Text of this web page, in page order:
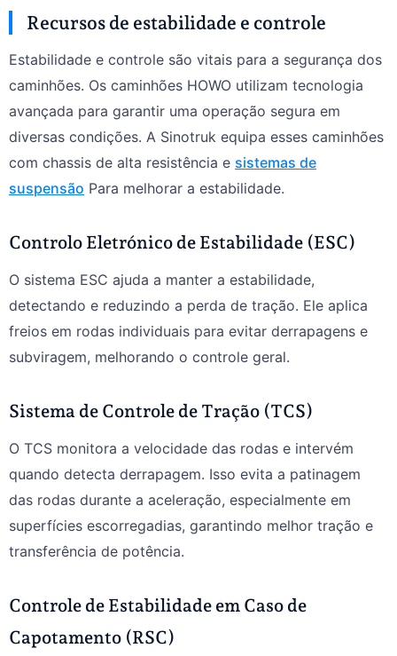
Recursos de estabilidade e controle
Estabilidade e controle são vitais para a segurança dos
caminhões. Os caminhões HOWO utilizam tecnologia
avançada para garantir uma operação segura em
diversas condições. A Sinotruk equipa esses caminhões
com chassis de alta resistência e sistemas de
suspensão Para melhorar a estabilidade.
Controlo Eletrónico de Estabilidade (ESC)
O sistema ESC ajuda a manter a estabilidade,
detectando e reduzindo a perda de tração. Ele aplica
freios em rodas individuais para evitar derrapagens e
subviragem, melhorando o controle geral.
Sistema de Controle de Tração (TCS)
O TCS monitora a velocidade das rodas e intervém
quando detecta derrapagem. Isso evita a patinagem
das rodas durante a aceleração, especialmente em
superfícies escorregadias, garantindo melhor tração e
transferência de potência.
Controle de Estabilidade em Caso de
Capotamento (RSC)